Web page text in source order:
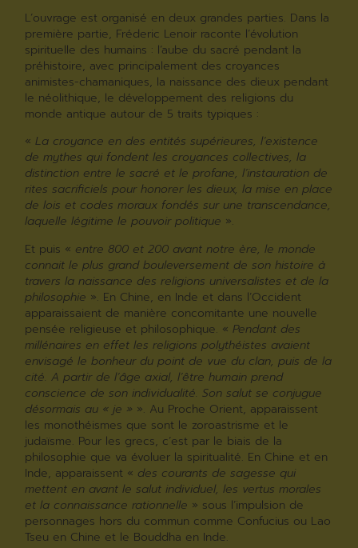
L’ouvrage est organisé en deux grandes parties. Dans la
première partie, Fréderic Lenoir raconte l’évolution
spirituelle des humains : l’aube du sacré pendant la
préhistoire, avec principalement des croyances
animistes-chamaniques, la naissance des dieux pendant
le néolithique, le développement des religions du
monde antique autour de 5 traits typiques :
«La croyance en des entités supérieures, l’existence
de mythes qui fondent les croyances collectives, la
distinction entre le sacré et le profane, l’instauration de
rites sacrificiels pour honorer les dieux, la mise en place
de lois et codes moraux fondés sur une transcendance,
laquelle légitime le pouvoir politique ».
Et puis « entre 800 et 200 avant notre ère, le monde
connait le plus grand bouleversement de son histoire à
travers la naissance des religions universalistes et de la
philosophie ». En Chine, en Inde et dans l’Occident
apparaissaient de manière concomitante une nouvelle
pensée religieuse et philosophique. «Pendant des
millénaires en effet les religions polythéistes avaient
envisagé le bonheur du point de vue du clan, puis de la
cité. A partir de l’âge axial, l’être humain prend
conscience de son individualité. Son salut se conjugue
désormais au « je » ». Au Proche Orient, apparaissent
les monothéismes que sont le zoroastrisme et le
judaïsme. Pour les grecs, c’est par le biais de la
philosophie que va évoluer la spiritualité. En Chine et en
Inde, apparaissent « des courants de sagesse qui
mettent en avant le salut individuel, les vertus morales
et la connaissance rationnelle » sous l’impulsion de
personnages hors du commun comme Confucius ou Lao
Tseu en Chine et le Bouddha en Inde.